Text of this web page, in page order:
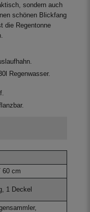
sondern auch
schönen Blickfang
die Regentonne
Regenwasser.
60 cm
1 Deckel